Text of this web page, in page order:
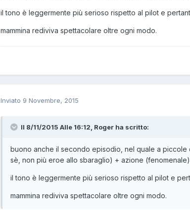
il tono è leggermente più serioso rispetto al pilot e
mammina rediviva spettacolare oltre ogni modo.
Inviato 9 Novembre, 2015
Il 8/11/2015 Alle 16:12, Roger ha scritto:
buono anche il secondo episodio, nel quale a
sè, non più eroe allo sbaraglio) + azione
il tono è leggermente più serioso rispetto al pilot e
mammina rediviva spettacolare oltre ogni modo.